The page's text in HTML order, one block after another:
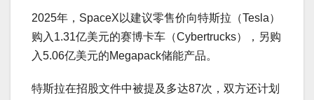
2025年，SpaceX以建议零售价向特斯拉（Tesla）
购入1.31亿美元的赛博卡车（Cybertrucks），另购
入5.06亿美元的Megapack储能产品。
特斯拉在招股文件中被提及多达87次，双方还计划